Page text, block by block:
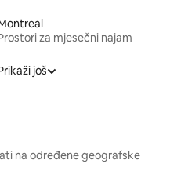
za mjesečni najam
još
na određene geografske